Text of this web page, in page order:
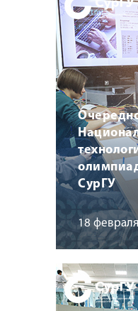
СурГУ
18